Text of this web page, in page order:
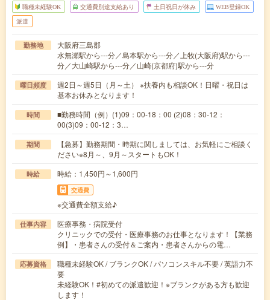
職種未経験OK 交通費別途支給あり 土日祝日が休み WEB登録OK
派遣
勤務地
大阪府三島郡
水無瀬駅から---分／島本駅から---分／上牧(大阪府)駅から---
分／大山崎駅から---分／山崎(京都府)駅から---分
曜日頻度
週2日～週5日（月～土） ※扶養内も相談OK！日曜・祝日は
基本お休みとなります！
時間
■勤務時間（例）(1)09：00-18：00 (2)08：30-12：
00(3)09：00-12：3…
期間
【急募】勤務期間・時期に関しましては、お気軽にご相談く
ださい※8月～、9月～スタートもOK！
時給 時給：1,450円～1,600円
交通費
※交通費全額支給♪
仕事内容
医療事務・病院受付
クリニックでの受付・医療事務のお仕事となります！【業務
例】・患者さんの受付＆ご案内・患者さんからの電…
応募資格
職種未経験OK / ブランクOK / パソコンスキル不要 / 英語力不
要
未経験OK！#初めての派遣歓迎！※ブランクがある方も歓迎
します！